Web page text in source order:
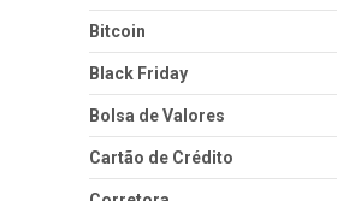
Bitcoin
Black Friday
Bolsa de Valores
Cartão de Crédito